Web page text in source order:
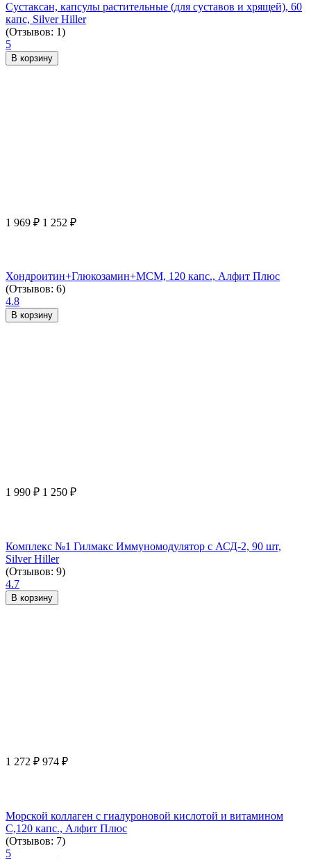
Сустаксан, капсулы растительные (для суставов и хрящей), 60
капс, Silver Hiller
(Отзывов: 1)
5
В корзину
1 969 ₽ 1 252 ₽
Хондроитин+Глюкозамин+МСМ, 120 капс., Алфит Плюс
(Отзывов: 6)
4.8
В корзину
1 990 ₽ 1 250 ₽
Комплекс №1 Гилмакс Иммуномодулятор с АСД-2, 90 шт,
Silver Hiller
(Отзывов: 9)
4.7
В корзину
1 272 ₽ 974 ₽
Морской коллаген с гиалуроновой кислотой и витамином
С,120 капс., Алфит Плюс
(Отзывов: 7)
5